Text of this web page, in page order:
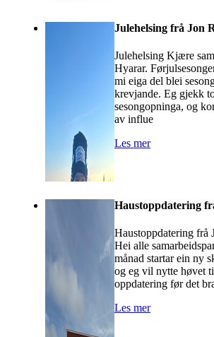
Julehelsing frå Jon
Julehelsing Kjære
Hyarar.
mi eiga del blei
krevjande. Eg gjekk
sesongopninga, og
av influe
Les mer
Haustoppdatering
Haustoppdatering frå
Hei alle
månad startar ein ny
og eg vil nytte høvet
oppdatering før det
Les mer